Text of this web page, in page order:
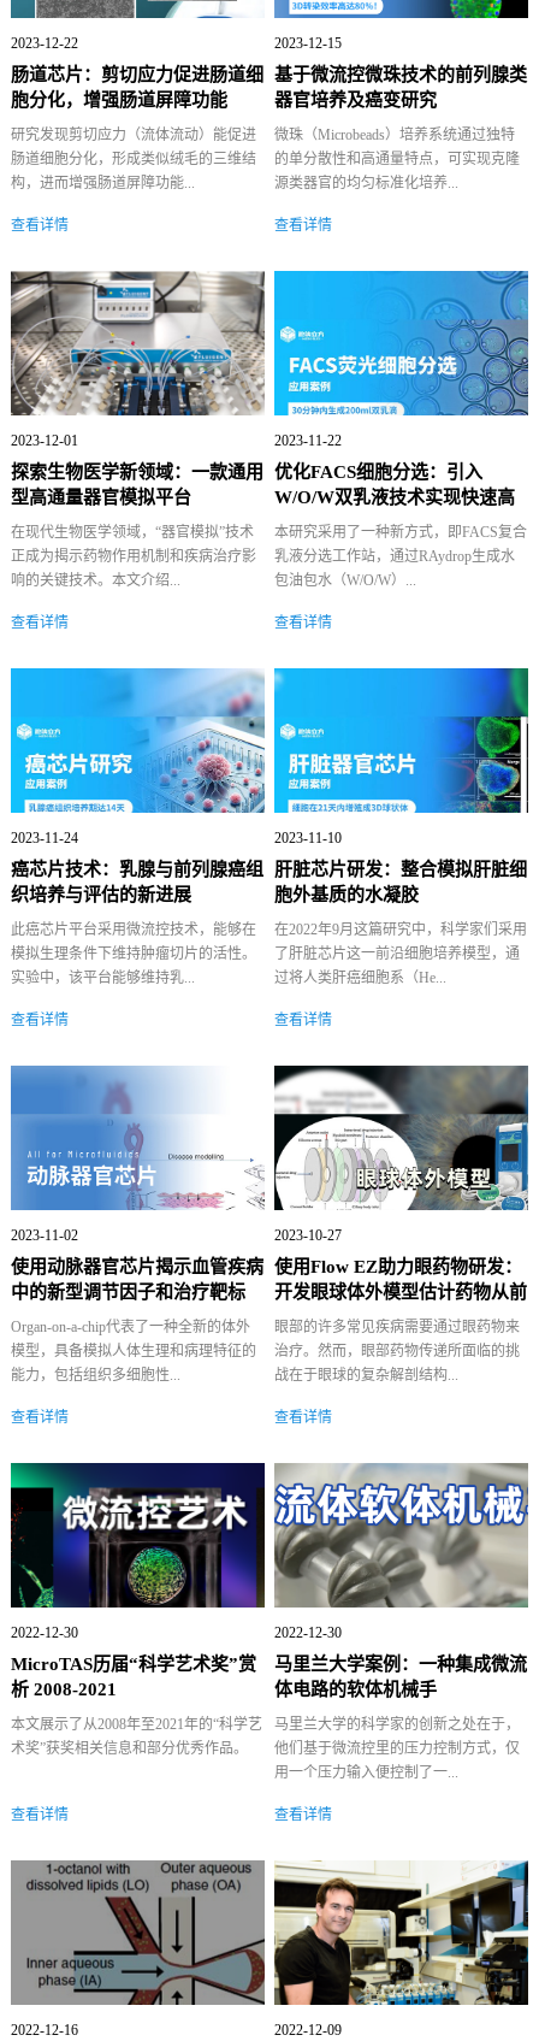
2023-12-22
肠道芯片：剪切应力促进肠道细
胞分化，增强肠道屏障功能
研究发现剪切应力（流体流动）能促进
肠道细胞分化，形成类似绒毛的三维结
构，进而增强肠道屏障功能...
查看详情
2023-12-15
基于微流控微珠技术的前列腺类
器官培养及癌变研究
微珠（Microbeads）培养系统通过独特
的单分散性和高通量特点，可实现克隆
源类器官的均匀标准化培养...
查看详情
2023-12-01
探索生物医学新领域：一款通用
型高通量器官模拟平台
在现代生物医学领域，“器官模拟”技术
正成为揭示药物作用机制和疾病治疗影
响的关键技术。本文介绍...
查看详情
2023-11-22
优化FACS细胞分选：引入
W/O/W双乳液技术实现快速高
效细胞分...
本研究采用了一种新方式，即FACS复合
乳液分选工作站，通过RAydrop生成水
包油包水（W/O/W）...
查看详情
2023-11-24
癌芯片技术：乳腺与前列腺癌组
织培养与评估的新进展
此癌芯片平台采用微流控技术，能够在
模拟生理条件下维持肿瘤切片的活性。
实验中，该平台能够维持乳...
查看详情
2023-11-10
肝脏芯片研发：整合模拟肝脏细
胞外基质的水凝胶
在2022年9月这篇研究中，科学家们采用
了肝脏芯片这一前沿细胞培养模型，通
过将人类肝癌细胞系（He...
查看详情
2023-11-02
使用动脉器官芯片揭示血管疾病
中的新型调节因子和治疗靶标
Organ-on-a-chip代表了一种全新的体外
模型，具备模拟人体生理和病理特征的
能力，包括组织多细胞性...
查看详情
2023-10-27
使用Flow EZ助力眼药物研发：
开发眼球体外模型估计药物从前
房到...
眼部的许多常见疾病需要通过眼药物来
治疗。然而，眼部药物传递所面临的挑
战在于眼球的复杂解剖结构...
查看详情
2022-12-30
MicroTAS历届“科学艺术奖”赏
析 2008-2021
本文展示了从2008年至2021年的“科学艺
术奖”获奖相关信息和部分优秀作品。
查看详情
2022-12-30
马里兰大学案例：一种集成微流
体电路的软体机械手
马里兰大学的科学家的创新之处在于，
他们基于微流控里的压力控制方式，仅
用一个压力输入便控制了一...
查看详情
2022-12-16 2022-12-09